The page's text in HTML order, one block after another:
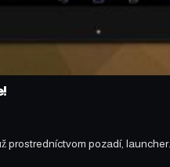
pozadí, launcher…